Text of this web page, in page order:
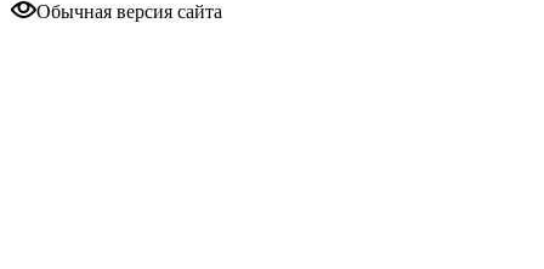
Обычная версия сайта